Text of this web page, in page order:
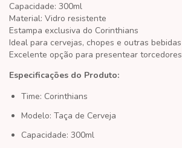
Capacidade: 300ml
Material: Vidro resistente
Estampa exclusiva do Corinthians
Ideal para cervejas, chopes e outras bebidas
Excelente opção para presentear torcedores
Especificações do Produto:
Time: Corinthians
Modelo: Taça de Cerveja
Capacidade: 300ml